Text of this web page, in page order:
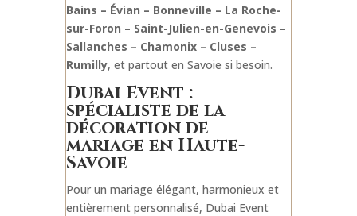
Bains – Évian – Bonneville – La Roche-
sur-Foron – Saint-Julien-en-Genevois –
Sallanches – Chamonix – Cluses –
Rumilly, et partout en Savoie si besoin.
Dubai Event :
spécialiste de la
décoration de
mariage en Haute-
Savoie
Pour un mariage élégant, harmonieux et
entièrement personnalisé, Dubai Event